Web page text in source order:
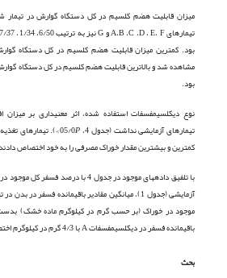
بود.
نوع دی­کلسیم­فسفات استفاده شده، اثر معنی­داری بر
تیمارهای آزمایشی نداشت (جدول 4، 05/0
P
کمترین و بیشترین مقدار خوراک مصرفی را به خود اختصاص
با تلفیق داده­های موجود در جدول 4 با
آزمایشی (جدول 1)، میانگین مقادیر باقیمانده فسفر
باقیمانده فسفر در دی­کلسیم­فسفات A با 4/3 گرم در کیلوگرم اختصاص داشت.
بحث